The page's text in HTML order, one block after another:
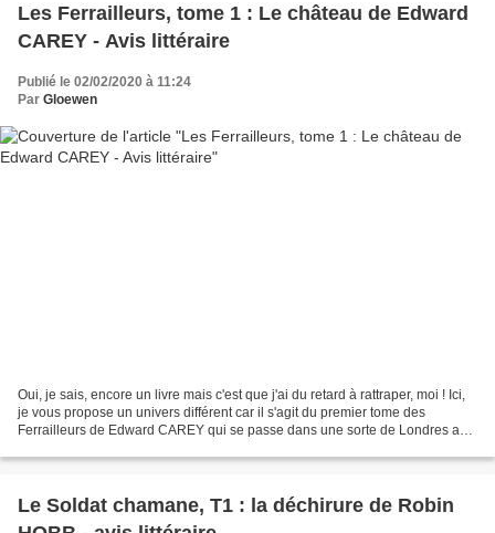
Les Ferrailleurs, tome 1 : Le château de Edward
CAREY - Avis littéraire
Publié le 02/02/2020 à 11:24
Par Gloewen
Oui, je sais, encore un livre mais c'est que j'ai du retard à rattraper, moi ! Ici,
je vous propose un univers différent car il s'agit du premier tome des
Ferrailleurs de Edward CAREY qui se passe dans une sorte de Londres au
Le Soldat chamane, T1 : la déchirure de Robin